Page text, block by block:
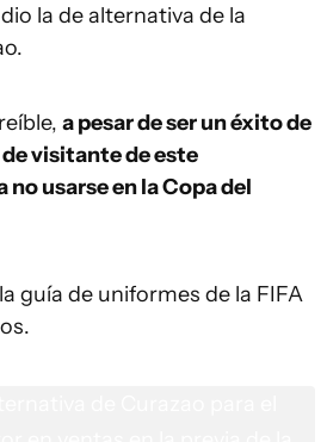
la de alternativa de la
a pesar de ser un éxito de
visitante de este
usarse en la Copa del
guía de uniformes de la FIFA